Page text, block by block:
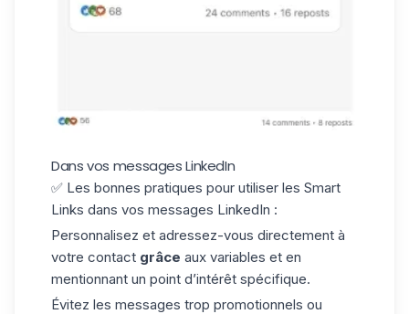
Dans vos messages LinkedIn
✅ Les bonnes pratiques pour utiliser les Smart
Links dans vos messages LinkedIn :
Personnalisez et adressez-vous directement à
votre contact grâce aux variables et en
mentionnant un point d’intérêt spécifique.
Évitez les messages trop promotionnels ou